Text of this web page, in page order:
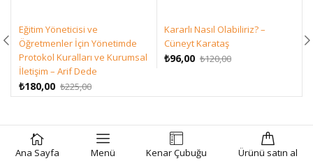
Ana Sayfa Menü Kenar Çubuğu Ürünü satın al
SEPETE EKLE SATIN AL
Eğitim Yöneticisi ve
Öğretmenler İçin Yönetimde
Protokol Kuralları ve Kurumsal
İletişim – Arif Dede
₺225,00Orijinal
fiyat:
₺180,00
Şu
andaki
₺180,00.
Kararlı Nasıl Olabiliriz? –
Cüneyt Karataş
₺120,00Orijinal
₺96,00
Şu
₺96,00.